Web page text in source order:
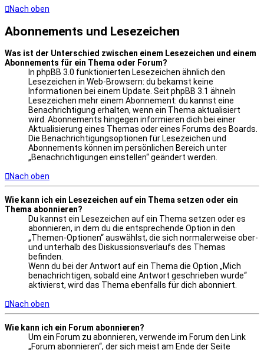
Nach oben
Abonnements und Lesezeichen
Was ist der Unterschied zwischen einem Lesezeichen und einem
Abonnements für ein Thema oder Forum?
In phpBB 3.0 funktionierten Lesezeichen ähnlich den
Lesezeichen in Web-Browsern: du bekamst keine
Informationen bei einem Update. Seit phpBB 3.1 ähneln
Lesezeichen mehr einem Abonnement: du kannst eine
Benachrichtigung erhalten, wenn ein Thema aktualisiert
wird. Abonnements hingegen informieren dich bei einer
Aktualisierung eines Themas oder eines Forums des Boards.
Die Benachrichtigungsoptionen für Lesezeichen und
Abonnements können im persönlichen Bereich unter
„Benachrichtigungen einstellen“ geändert werden.
Nach oben
Wie kann ich ein Lesezeichen auf ein Thema setzen oder ein
Thema abonnieren?
Du kannst ein Lesezeichen auf ein Thema setzen oder es
abonnieren, in dem du die entsprechende Option in den
„Themen-Optionen“ auswählst, die sich normalerweise ober-
und unterhalb des Diskussionsverlaufs des Themas
befinden.
Wenn du bei der Antwort auf ein Thema die Option „Mich
benachrichtigen, sobald eine Antwort geschrieben wurde“
aktivierst, wird das Thema ebenfalls für dich abonniert.
Nach oben
Wie kann ich ein Forum abonnieren?
Um ein Forum zu abonnieren, verwende im Forum den Link
„Forum abonnieren“, der sich meist am Ende der Seite